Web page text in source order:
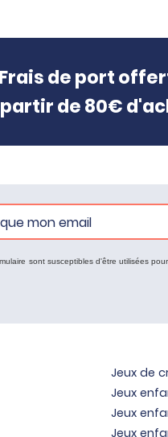
Frais de port
partir de 80€
mon email
sont susceptibles d'être utilisées
Jeux de
Jeux
Jeux
Jeux